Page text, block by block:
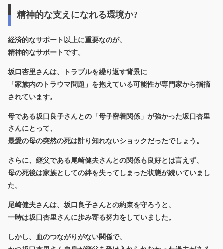
精神的な支えになれる環境か?
経済的なサポート以上に重要なのが、
精神的なサポートです。
坂口杏里さんは、トラブルを繰り返す背景に
「家族内のトラウマ問題」を抱えている可能性が専門家から指摘
されています。
母である坂口良子さんとの「母子密着関係」が強かった坂口杏里
さんにとって、
最愛の母の突然の死は計り知れないショックだったでしょう。
さらに、継父である尾崎健夫さんとの関係も良好とは言えず、
母の死後は家族としての絆を失ってしまった状態が続いていまし
た。
尾崎健夫さんは、坂口良子さんとの約束を守ろうと、
一時は坂口杏里さんに歩み寄る努力をしていました。
しかし、血のつながりがない関係で、